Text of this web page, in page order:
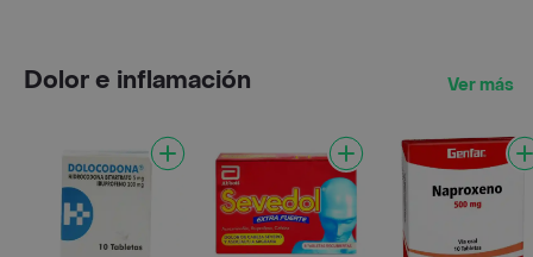
Dolor e inflamación Ver más